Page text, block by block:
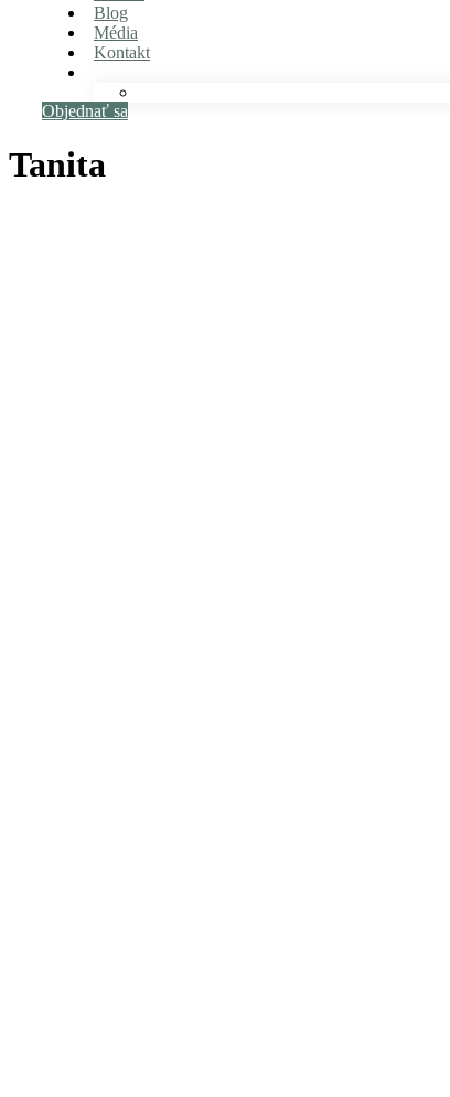
Blog
Média
Kontakt
Objednať sa
Tanita